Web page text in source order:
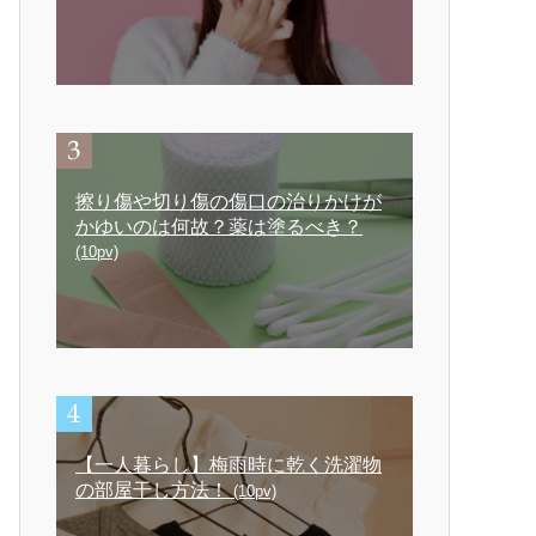
擦り傷や切り傷の傷口の治りかけが
かゆいのは何故？薬は塗るべき？
(10pv)
【一人暮らし】梅雨時に乾く洗濯物
の部屋干し方法！(10pv)